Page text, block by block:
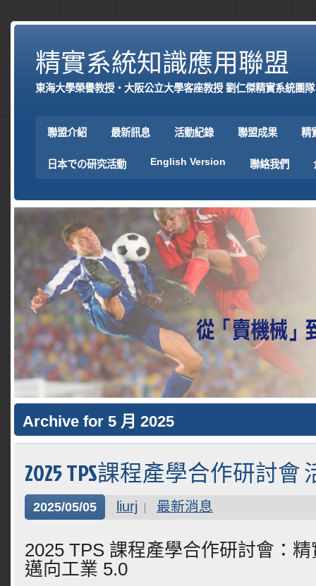
精實系統知識應用聯盟
東海大學榮譽教授‧大阪公立大學客座教授 劉仁傑精實系統團隊
聯盟介紹 最新訊息 活動紀錄 聯盟成果 精
日本での研究活動 English Version 聯絡我們
Archive for 5 月 2025
2025 TPS課程產學合作研討會
2025/05/05 liurj 最新消息
2025 TPS 課程產學合作研討會：
邁向工業 5.0